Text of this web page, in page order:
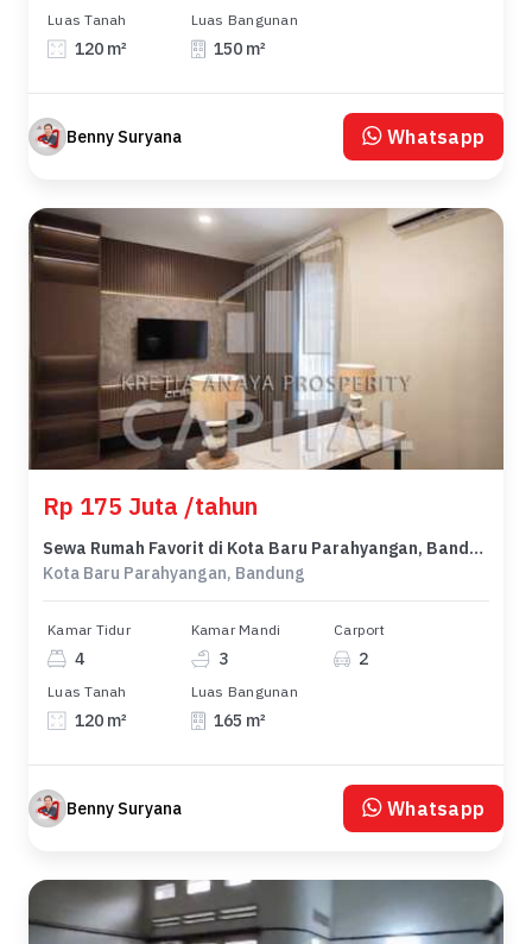
Luas Tanah
120 m²
Luas Bangunan
150 m²
Benny Suryana Whatsapp
Rp 175 Juta /tahun
Sewa Rumah Favorit di Kota Baru Parahyangan, Bandung, Harga Terjangkau
Kota Baru Parahyangan, Bandung
Kamar Tidur
4
Kamar Mandi
3
Carport
2
Luas Tanah
120 m²
Luas Bangunan
165 m²
Benny Suryana Whatsapp